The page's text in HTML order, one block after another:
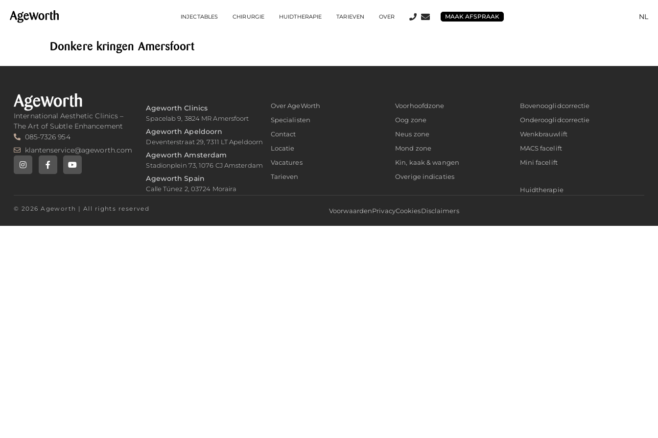
INJECTABLES CHIRURGIE HUIDTHERAPIE TARIEVEN OVER MAAK AFSPRAAK NL
Donkere kringen Amersfoort
International Aesthetic Clinics –
The Art of Subtle Enhancement
085-7326 954
klantenservice@ageworth.com
Ageworth Clinics
Spacelab 9, 3824 MR Amersfoort
Ageworth Apeldoorn
Deventerstraat 29, 7311 LT Apeldoorn
Ageworth Amsterdam
Stadionplein 73, 1076 CJ Amsterdam
Ageworth Spain
Calle Túnez 2, 03724 Moraira
Over AgeWorth
Specialisten
Contact
Locatie
Vacatures
Tarieven
Voorhoofdzone
Oog zone
Neus zone
Mond zone
Kin, kaak & wangen
Overige indicaties
Bovenooglidcorrectie
Onderooglidcorrectie
Wenkbrauwlift
MACS facelift
Mini facelift
Huidtherapie
© 2026 Ageworth | All rights reserved VoorwaardenPrivacyCookiesDisclaimers